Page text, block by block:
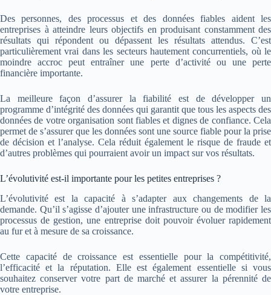
Des personnes, des processus et des données fiables aident les
entreprises à atteindre leurs objectifs en produisant constamment des
résultats qui répondent ou dépassent les résultats attendus. C’est
particulièrement vrai dans les secteurs hautement concurrentiels, où le
moindre accroc peut entraîner une perte d’activité ou une perte
financière importante.
La meilleure façon d’assurer la fiabilité est de développer un
programme d’intégrité des données qui garantit que tous les aspects des
données de votre organisation sont fiables et dignes de confiance. Cela
permet de s’assurer que les données sont une source fiable pour la prise
de décision et l’analyse. Cela réduit également le risque de fraude et
d’autres problèmes qui pourraient avoir un impact sur vos résultats.
L’évolutivité est-il importante pour les petites entreprises ?
L’évolutivité est la capacité à s’adapter aux changements de la
demande. Qu’il s’agisse d’ajouter une infrastructure ou de modifier les
processus de gestion, une entreprise doit pouvoir évoluer rapidement
au fur et à mesure de sa croissance.
Cette capacité de croissance est essentielle pour la compétitivité,
l’efficacité et la réputation. Elle est également essentielle si vous
souhaitez conserver votre part de marché et assurer la pérennité de
votre entreprise.